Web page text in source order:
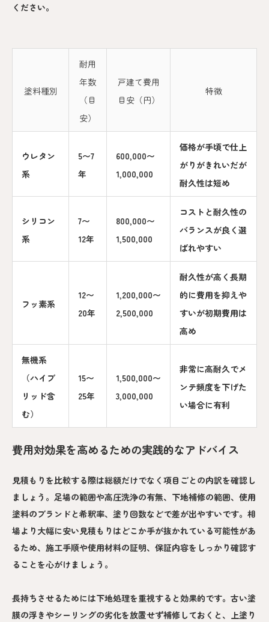
ください。
塗料種別
耐用
年数
（目
安）
戸建て費用
目安（円）
特徴
ウレタン
系
5〜7
年
600,000〜
1,000,000
価格が手頃で仕上
がりがきれいだが
耐久性は短め
シリコン
系
7〜
12年
800,000〜
1,500,000
コストと耐久性の
バランスが良く選
ばれやすい
フッ素系
12〜
20年
1,200,000〜
2,500,000
耐久性が高く長期
的に費用を抑えや
すいが初期費用は
高め
無機系
（ハイブ
リッド含
む）
15〜
25年
1,500,000〜
3,000,000
非常に高耐久でメ
ンテ頻度を下げた
い場合に有利
費用対効果を高めるための実践的なアドバイス
見積もりを比較する際は総額だけでなく項目ごとの内訳を確認し
ましょう。足場の範囲や高圧洗浄の有無、下地補修の範囲、使用
塗料のブランドと希釈率、塗り回数などで差が出やすいです。相
場より大幅に安い見積もりはどこか手が抜かれている可能性があ
るため、施工手順や使用材料の証明、保証内容をしっかり確認す
ることを心がけましょう。
長持ちさせるためには下地処理を重視すると効果的です。古い塗
膜の浮きやシーリングの劣化を放置せず補修しておくと、上塗り